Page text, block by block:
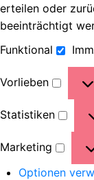
erteilen oder
beeinträchtigt
Funktional
Vorlieben
Statistiken
Marketing
Optionen